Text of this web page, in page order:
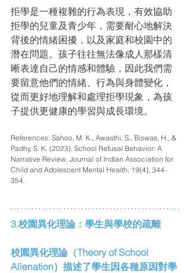
拒學是一種複雜的行為表現，有效協助
拒學的兒童及青少年，需要耐心地解決
背後的情緒困擾，以及家庭和校園中的
潛在問題。孩子往往無法像成人那樣清
晰表達自己的情感和體驗，因此我們需
要留意他們的情緒、行為與身體變化，
從而更好地理解和處理拒學現象，為孩
子提供更健康的學習與成長環境。
References: Sahoo, M. K., Awasthi, S., Biswas, H., &
Padhy, S. K. (2023). School Refusal Behavior: A
Narrative Review. Journal of Indian Association for
Child and Adolescent Mental Health, 19(4), 344-
354.
3.校園異化理論：學生與學校的疏離
校園異化理論（Theory of School
Alienation）描述了學生因各種原因對學